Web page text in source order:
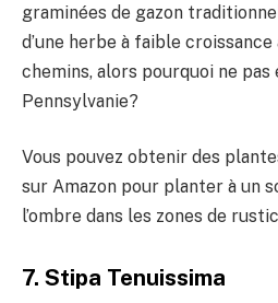
graminées de gazon
d’une herbe à faible
chemins, alors pourquoi ne pas
Pennsylvanie?
Vous pouvez obtenir des
sur Amazon pour planter à un
l’ombre dans les zones de
7. Stipa Tenuissima